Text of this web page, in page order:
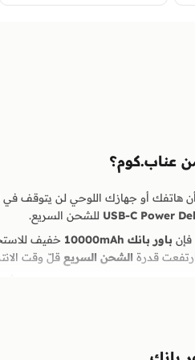
عناب.كوم؟
هاتفك أو جهازك اللوحي لن يتوقف في
USB-C Power للشحن السريع.
فإن باور بانك 10000mAh خفيف
ارتفعت قدرة الشحن السريع قلّ وقت